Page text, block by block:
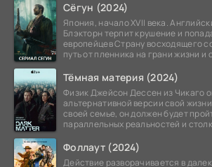
Сёгун (2024)
Япония, начало XVII века.
Блэкторн терпит крушение и
европейцев Страну восходящего
путь от пленника на грани жизни и
Тёмная материя (2024)
Физик Джейсон Дессен из Чикаго
альтернативной версии свой
своей семье, он должен будет
параллельных реальностей и
Фоллаут (2024)
Действие разворачивается в